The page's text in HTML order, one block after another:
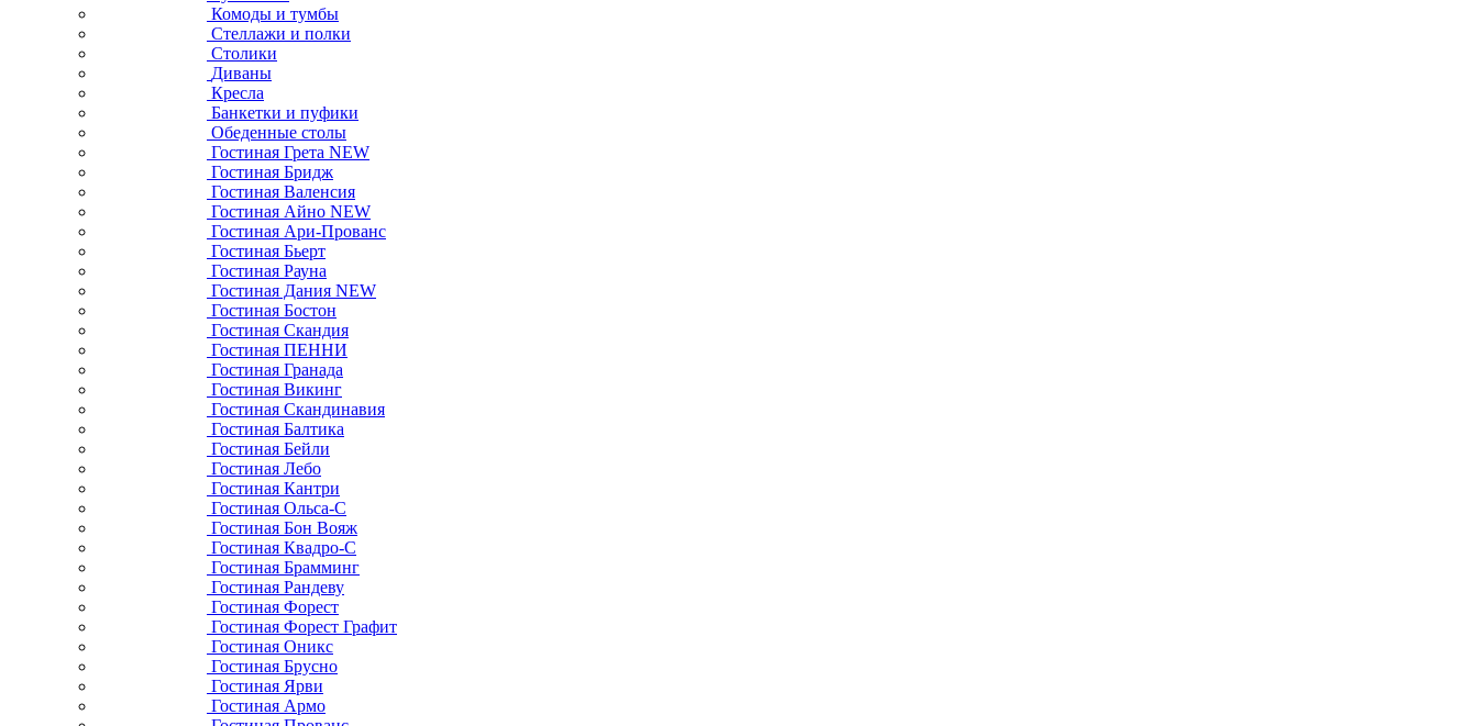
Комоды и тумбы
Стеллажи и полки
Столики
Диваны
Кресла
Банкетки и пуфики
Обеденные столы
Гостиная Грета NEW
Гостиная Бридж
Гостиная Валенсия
Гостиная Айно NEW
Гостиная Ари-Прованс
Гостиная Бьерт
Гостиная Рауна
Гостиная Дания NEW
Гостиная Бостон
Гостиная Скандия
Гостиная ПЕННИ
Гостиная Гранада
Гостиная Викинг
Гостиная Скандинавия
Гостиная Балтика
Гостиная Бейли
Гостиная Лебо
Гостиная Кантри
Гостиная Ольса-С
Гостиная Бон Вояж
Гостиная Квадро-С
Гостиная Брамминг
Гостиная Рандеву
Гостиная Форест
Гостиная Форест Графит
Гостиная Оникс
Гостиная Брусно
Гостиная Ярви
Гостиная Армо